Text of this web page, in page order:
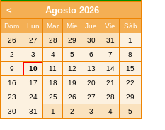
<
Agosto 2026
Dom Lun Mar Mie Jue Vie
Sáb
26
27 28 29 30 31
1
2
3 4 5 6 7
8
9
10 11 12 13 14
15
16
17 18 19 20 21
22
23
24 25 26 27 28
29
30
31 1 2 3 4 5